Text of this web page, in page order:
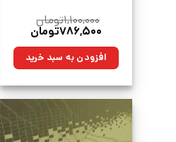
۱,۱۰۰,۰۰۰تومان
قیمت
۱,۱۰۰,۰۰۰تومان
بود.
۷۸۶,۵۰۰تومانقیمت
۷۸۶,۵۰۰تومان.افزودن به سبد خرید